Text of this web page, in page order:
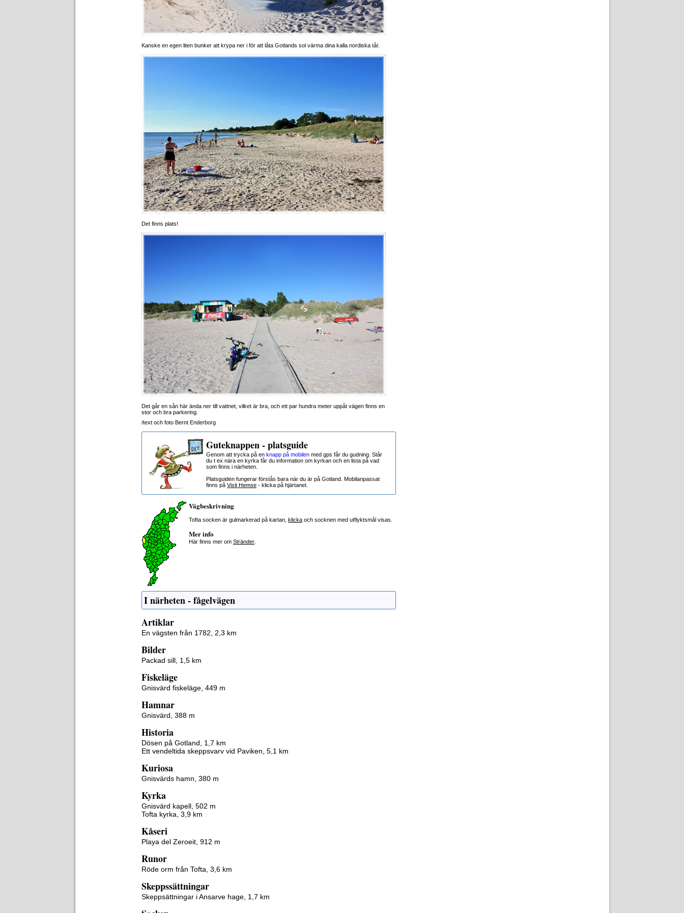
Kanske en egen liten bunker att krypa ner i för att låta Gotlands sol värma dina kalla nordiska tår.
Det finns plats!
Det går en sån här ända ner till vattnet, vilket är bra, och ett par hundra meter uppåt vägen finns en
stor och bra parkering.
/text och foto Bernt Enderborg
Guteknappen - platsguide
Genom att trycka på en knapp på mobilen med gps får du gudning. Står
du t ex nära en kyrka får du information om kyrkan och en lista på vad
som finns i närheten.
Platsguiden fungerar förstås bara när du är på Gotland. Mobilanpassat
finns på Visit Hemse - klicka på hjärtanet.
Vägbeskrivning
Tofta socken är gulmarkerad på kartan, klicka och socknen med utflyktsmål visas.
Mer info
Här finns mer om Stränder
I närheten - fågelvägen
Artiklar
En vägsten från 1782, 2,3 km
Bilder
Packad sill, 1,5 km
Fiskeläge
Gnisvärd fiskeläge, 449 m
Hamnar
Gnisvärd, 388 m
Historia
Dösen på Gotland, 1,7 km
Ett vendeltida skeppsvarv vid Paviken, 5,1 km
Kuriosa
Gnisvärds hamn, 380 m
Kyrka
Gnisvärd kapell, 502 m
Tofta kyrka, 3,9 km
Kåseri
Playa del Zeroeit, 912 m
Runor
Röde orm från Tofta, 3,6 km
Skeppssättningar
Skeppsättningar i Ansarve hage, 1,7 km